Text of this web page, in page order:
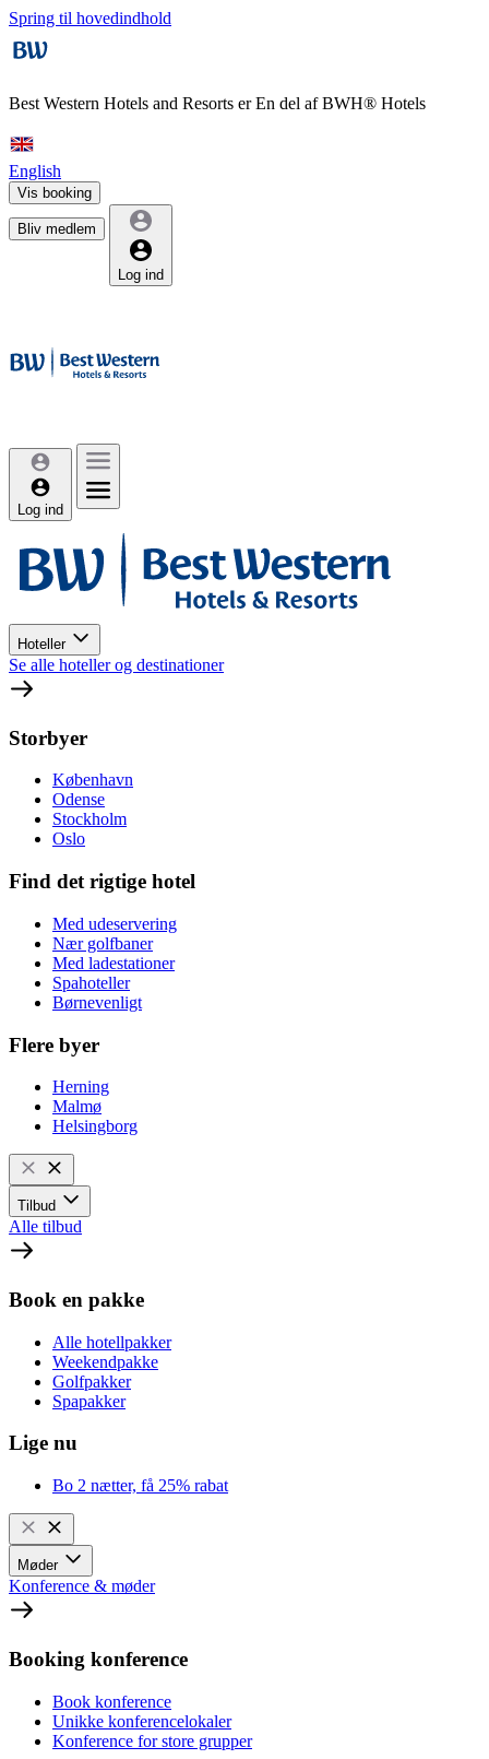
Spring til hovedindhold
Best Western Hotels and Resorts erEn del af BWH® Hotels
English
Vis booking
Bliv medlem
Log ind
Log ind
Hoteller
Se alle hoteller og destinationer
Storbyer
København
Odense
Stockholm
Oslo
Find det rigtige hotel
Med udeservering
Nær golfbaner
Med ladestationer
Spahoteller
Børnevenligt
Flere byer
Herning
Malmø
Helsingborg
Tilbud
Alle tilbud
Book en pakke
Alle hotellpakker
Weekendpakke
Golfpakker
Spapakker
Lige nu
Bo 2 nætter, få 25% rabat
Møder
Konference & møder
Booking konference
Book konference
Unikke konferencelokaler
Konference for store grupper